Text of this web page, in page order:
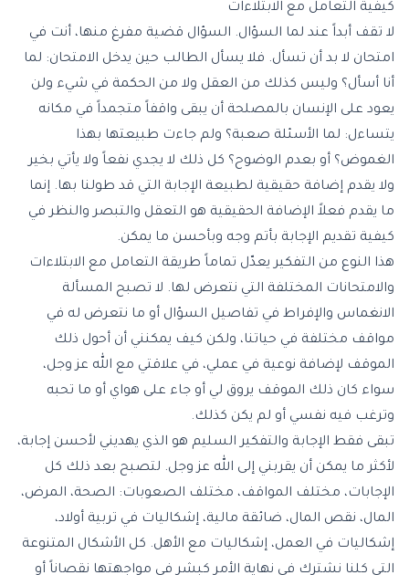
كيفية التعامل مع الابتلاءات
لا تقف أبداً عند لما السؤال. السؤال قضية مفرغ منها، أنت في
امتحان لا بد أن تسأل. فلا يسأل الطالب حين يدخل الامتحان: لما
أنا أسأل؟ وليس كذلك من العقل ولا من الحكمة في شيء ولن
يعود على الإنسان بالمصلحة أن يبقى واقفاً متجمداً في مكانه
يتساءل: لما الأسئلة صعبة؟ ولم جاءت طبيعتها بهذا
الغموض؟ أو بعدم الوضوح؟ كل ذلك لا يجدي نفعاً ولا يأتي بخير
ولا يقدم إضافة حقيقية لطبيعة الإجابة التي قد طولنا بها. إنما
ما يقدم فعلاً الإضافة الحقيقية هو التعقل والتبصر والنظر في
كيفية تقديم الإجابة بأتم وجه وبأحسن ما يمكن.
هذا النوع من التفكير يعدّل تماماً طريقة التعامل مع الابتلاءات
والامتحانات المختلفة التي نتعرض لها. لا تصبح المسألة
الانغماس والإفراط في تفاصيل السؤال أو ما نتعرض له في
مواقف مختلفة في حياتنا، ولكن كيف يمكنني أن أحول ذلك
الموقف لإضافة نوعية في عملي، في علاقتي مع الله عز وجل،
سواء كان ذلك الموقف يروق لي أو جاء على هواي أو ما تحبه
وترغب فيه نفسي أو لم يكن كذلك.
تبقى فقط الإجابة والتفكير السليم هو الذي يهديني لأحسن إجابة،
لأكثر ما يمكن أن يقربني إلى الله عز وجل. لتصبح بعد ذلك كل
الإجابات، مختلف المواقف، مختلف الصعوبات: الصحة، المرض،
المال، نقص المال، ضائقة مالية، إشكاليات في تربية أولاد،
إشكاليات في العمل، إشكاليات مع الأهل. كل الأشكال المتنوعة
التي كلنا نشترك في نهاية الأمر كبشر في مواجهتها نقصاناً أو